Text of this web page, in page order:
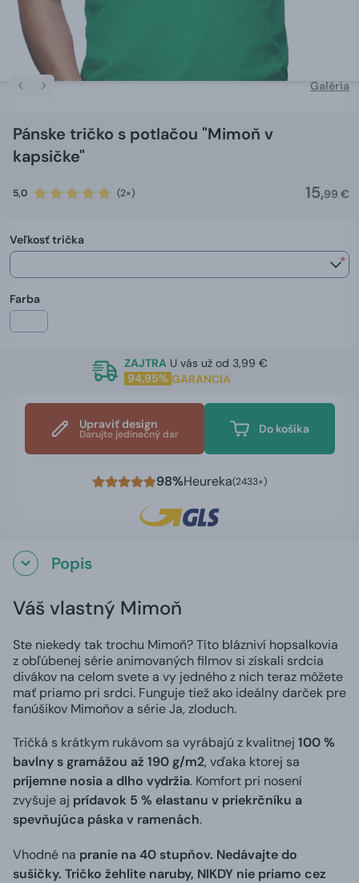
Galéria
Pánske tričko s potlačou "Mimoň v
kapsičke"
5,0 (2×) 15,99 €
Veľkosť trička
*
Farba
ZAJTRA U vás už od 3,99 €
94,95% GARANCIA
Upraviť design
Darujte jedinečný dar Do košíka
98%Heureka(2433×)
Popis
Váš vlastný Mimoň
Ste niekedy tak trochu Mimoň? Títo blázniví hopsalkovia
z obľúbenej série animovaných filmov si získali srdcia
divákov na celom svete a vy jedného z nich teraz môžete
mať priamo pri srdci. Funguje tiež ako ideálny darček pre
fanúšikov Mimoňov a série Ja, zloduch.
Tričká s krátkym rukávom sa vyrábajú z kvalitnej 100 %
bavlny s gramážou až 190 g/m2, vďaka ktorej sa
príjemne nosia a dlho vydržia. Komfort pri nosení
zvyšuje aj prídavok 5 % elastanu v priekrčníku a
spevňujúca páska v ramenách.
Vhodné na pranie na 40 stupňov. Nedávajte do
sušičky. Tričko žehlite naruby, NIKDY nie priamo cez